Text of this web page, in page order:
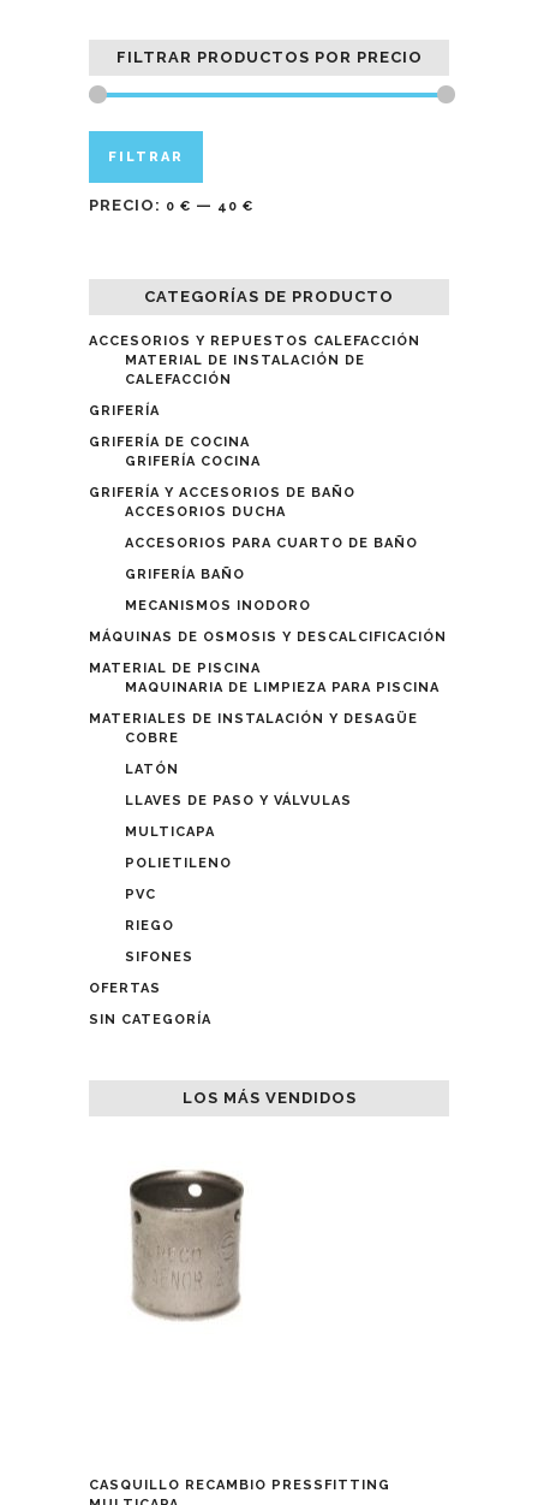
FILTRAR PRODUCTOS POR PRECIO
FILTRAR
PRECIO: 0 € — 40 €
CATEGORÍAS DE PRODUCTO
ACCESORIOS Y REPUESTOS CALEFACCIÓN
MATERIAL DE INSTALACIÓN DE
CALEFACCIÓN
GRIFERÍA
GRIFERÍA DE COCINA
GRIFERÍA COCINA
GRIFERÍA Y ACCESORIOS DE BAÑO
ACCESORIOS DUCHA
ACCESORIOS PARA CUARTO DE BAÑO
GRIFERÍA BAÑO
MECANISMOS INODORO
MÁQUINAS DE OSMOSIS Y DESCALCIFICACIÓN
MATERIAL DE PISCINA
MAQUINARIA DE LIMPIEZA PARA PISCINA
MATERIALES DE INSTALACIÓN Y DESAGÜE
COBRE
LATÓN
LLAVES DE PASO Y VÁLVULAS
MULTICAPA
POLIETILENO
PVC
RIEGO
SIFONES
OFERTAS
SIN CATEGORÍA
LOS MÁS VENDIDOS
CASQUILLO RECAMBIO PRESSFITTING